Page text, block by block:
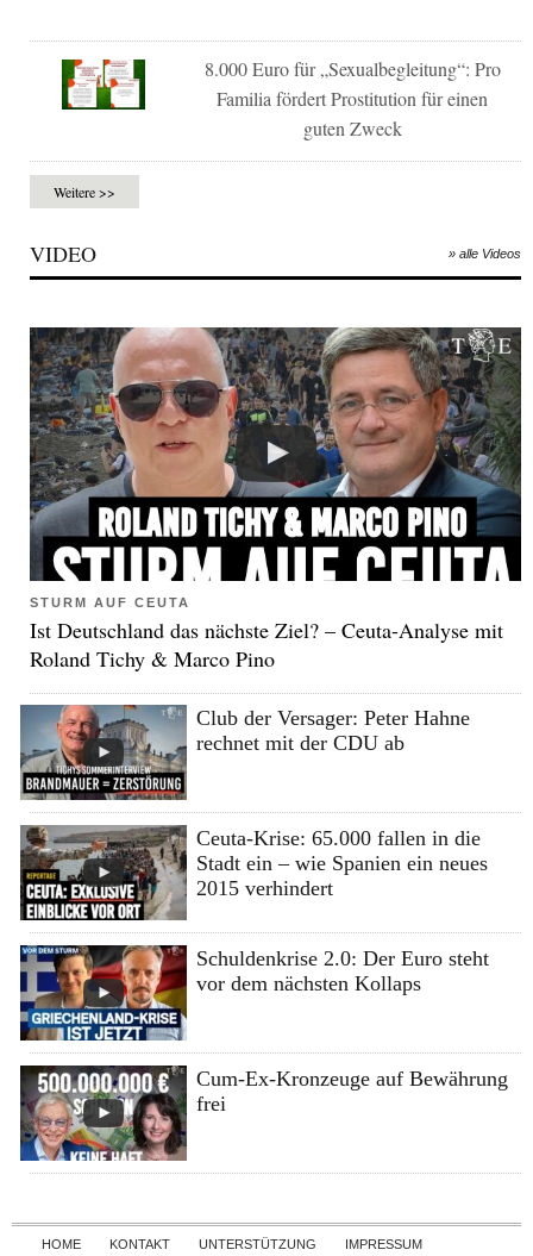
8.000 Euro für „Sexualbegleitung“: Pro
Familia fördert Prostitution für einen
guten Zweck
Weitere >>
VIDEO » alle Videos
STURM AUF CEUTA
Ist Deutschland das nächste Ziel? – Ceuta-Analyse mit
Roland Tichy & Marco Pino
Club der Versager: Peter Hahne
rechnet mit der CDU ab
Ceuta-Krise: 65.000 fallen in die
Stadt ein – wie Spanien ein neues
2015 verhindert
Schuldenkrise 2.0: Der Euro steht
vor dem nächsten Kollaps
Cum-Ex-Kronzeuge auf Bewährung
frei
Skip to content
HOME KONTAKT UNTERSTÜTZUNG IMPRESSUM